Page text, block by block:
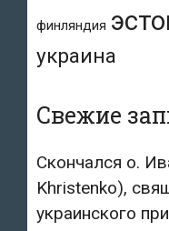
финляндия
украина
Свежие
Скончался о.
Khristenko),
украинского